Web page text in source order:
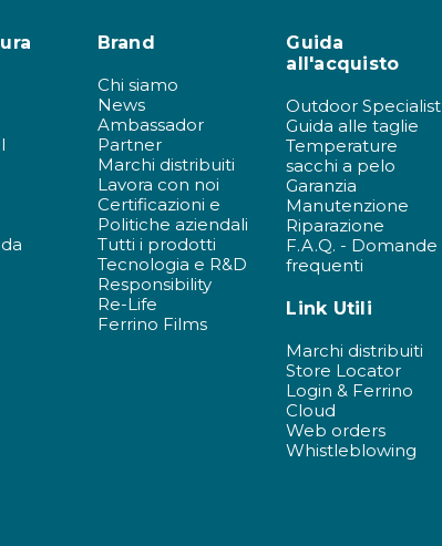
Brand
Chi siamo
News
Ambassador
Partner
Marchi distribuiti
Lavora con noi
Certificazioni e
Politiche aziendali
Tutti i prodotti
Tecnologia e R&D
Responsibility
Re-Life
Ferrino Films
Guida
all'acquisto
Outdoor Specialist
Guida alle taglie
Temperature
sacchi a pelo
Garanzia
Manutenzione
Riparazione
F.A.Q. - Domande
frequenti
Link Utili
Marchi distribuiti
Store Locator
Login & Ferrino
Cloud
Web orders
Whistleblowing